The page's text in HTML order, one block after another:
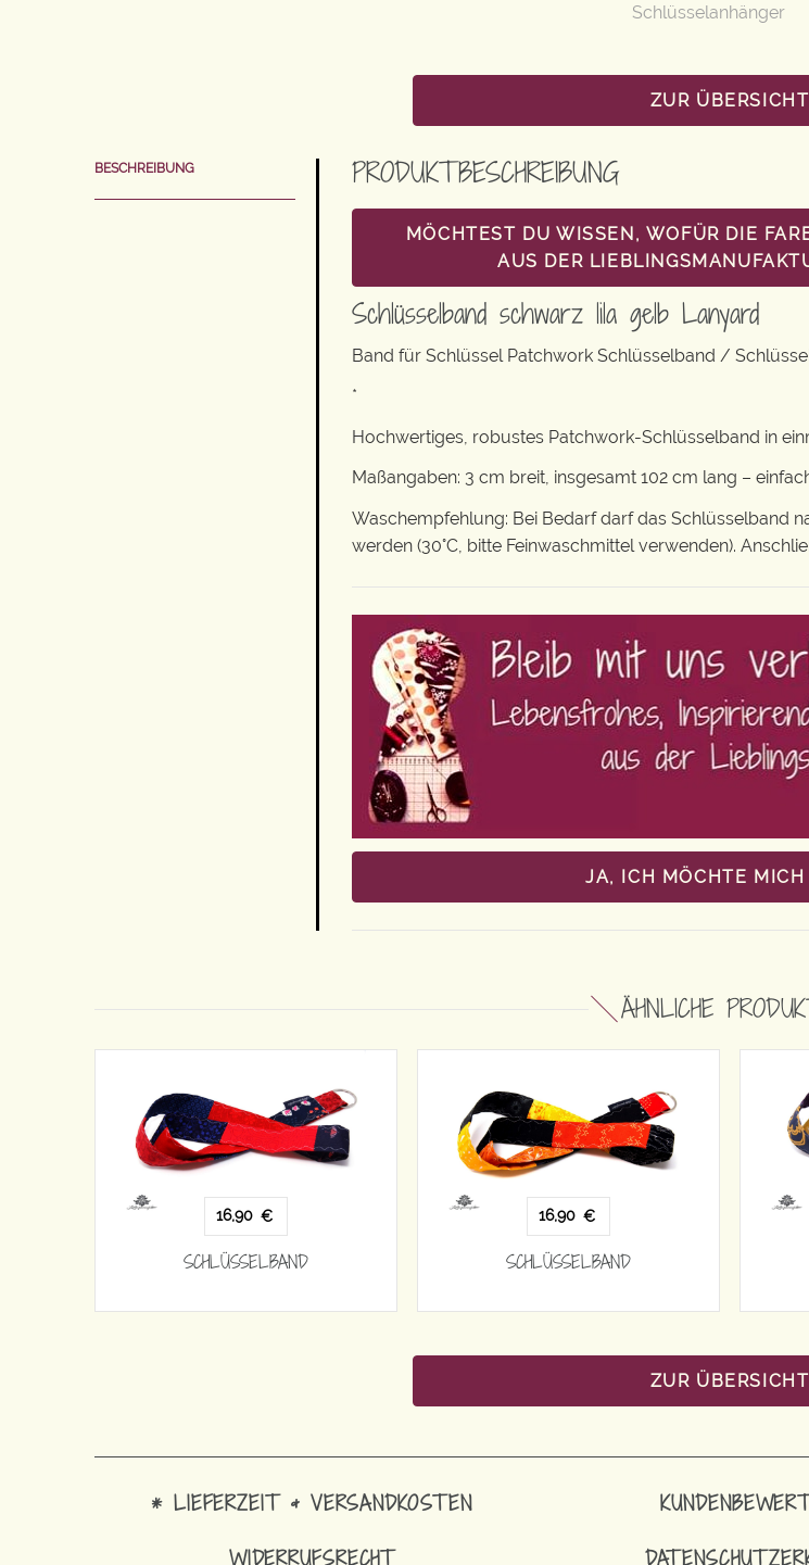
Schlüsselanhänger
ZUR ÜBERSICHT
BESCHREIBUNG PRODUKTBESCHREIBUNG
MÖCHTEST DU WISSEN, WOFÜR DIE
AUS DER
Schlüsselband schwarz lila gelb Lanyard
Band für Schlüssel Patchwork Schlüsselband /
*
Hochwertiges, robustes Patchwork-Schlüsselband in
Maßangaben: 3 cm breit, insgesamt 102 cm lang –
Waschempfehlung: Bei Bedarf darf das Schlüsselband
werden (30°C, bitte Feinwaschmittel verwenden).
JA, ICH MÖCHTE
ÄHNLICHE
16,90 €
SCHLÜSSELBAND
16,90 €
SCHLÜSSELBAND
ZUR ÜBERSICHT
* LIEFERZEIT & VERSANDKOSTEN
WIDERRUFSRECHT